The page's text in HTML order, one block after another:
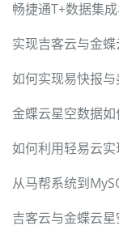
畅捷通T+数据集
实现吉客云与金
如何实现易快报
金蝶云星空数据
从马帮系统到
吉客云与金蝶云